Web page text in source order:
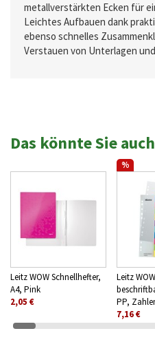
metallverstärkten Ecken für
Leichtes Aufbauen dank
ebenso schnelles
Verstauen von Unterlagen
Das könnte Sie
Leitz WOW Schnellhefter,
A4, Pink
2,05 €
%
Leitz
PP,
7,16 €